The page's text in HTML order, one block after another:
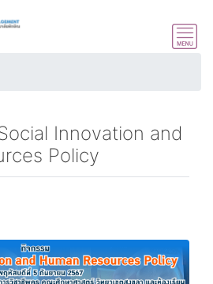
Innovation and
Policy